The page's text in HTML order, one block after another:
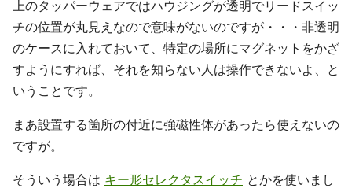
上のタッパーウェアではハウジングが透明でリードスイッ
チの位置が丸見えなので意味がないのですが・・・非透明
のケースに入れておいて、特定の場所にマグネットをかざ
すようにすれば、それを知らない人は操作できないよ、と
いうことです。
まあ設置する箇所の付近に強磁性体があったら使えないの
ですが。
そういう場合は キー形セレクタスイッチ とかを使いまし